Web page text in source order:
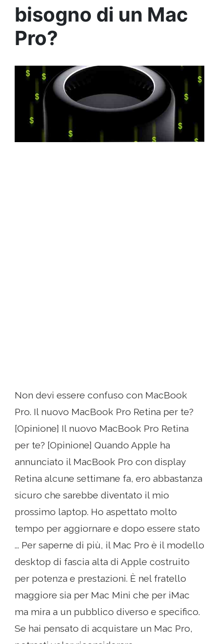
bisogno di un Mac
Pro?
Non devi essere confuso con MacBook
Pro. Il nuovo MacBook Pro Retina per te?
[Opinione] Il nuovo MacBook Pro Retina
per te? [Opinione] Quando Apple ha
annunciato il MacBook Pro con display
Retina alcune settimane fa, ero abbastanza
sicuro che sarebbe diventato il mio
prossimo laptop. Ho aspettato molto
tempo per aggiornare e dopo essere stato
... Per saperne di più, il Mac Pro è il modello
desktop di fascia alta di Apple costruito
per potenza e prestazioni. È nel fratello
maggiore sia per Mac Mini che per iMac
ma mira a un pubblico diverso e specifico.
Se hai pensato di acquistare un Mac Pro,